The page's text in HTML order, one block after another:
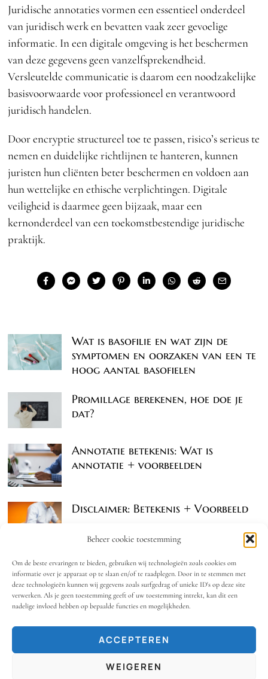
Beheer cookie toestemming
Om de beste ervaringen te bieden, gebruiken wij technologieën zoals cookies om
informatie over je apparaat op te slaan en/of te raadplegen. Door in te stemmen met
deze technologieën kunnen wij gegevens zoals surfgedrag of unieke ID's op deze site
verwerken. Als je geen toestemming geeft of uw toestemming intrekt, kan dit een
nadelige invloed hebben op bepaalde functies en mogelijkheden.
ACCEPTEREN
WEIGEREN
Juridische annotaties vormen een essentieel onderdeel
van juridisch werk en bevatten vaak zeer gevoelige
informatie. In een digitale omgeving is het beschermen
van deze gegevens geen vanzelfsprekendheid.
Versleutelde communicatie is daarom een noodzakelijke
basisvoorwaarde voor professioneel en verantwoord
juridisch handelen.
Door encryptie structureel toe te passen, risico’s serieus te
nemen en duidelijke richtlijnen te hanteren, kunnen
juristen hun cliënten beter beschermen en voldoen aan
hun wettelijke en ethische verplichtingen. Digitale
veiligheid is daarmee geen bijzaak, maar een
kernonderdeel van een toekomstbestendige juridische
praktijk.
Wat is basofilie en wat zijn de
symptomen en oorzaken van een te
hoog aantal basofielen
Promillage berekenen, hoe doe je
dat?
Annotatie betekenis: Wat is
annotatie + voorbeelden
Disclaimer: Betekenis + Voorbeeld
© 2024 - Annotatie.nl. Alle Rechten Voorbehouden.